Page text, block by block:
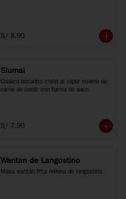
S/ 8.90
Siumai
Clásico bocadito chino al vapor relleno de
carne de cerdo con forma de saco.
S/ 7.90
Wantan de Langostino
Masa wantán frita rellena de langostino.